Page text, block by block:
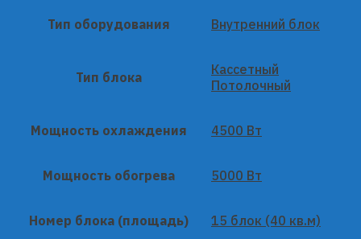
Тип оборудования Внутренний блок
Тип блока
Кассетный
Потолочный
Мощность охлаждения 4500 Вт
Мощность обогрева 5000 Вт
Номер блока (площадь) 15 блок (40 кв.м)